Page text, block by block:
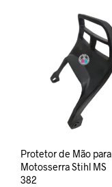
Protetor de Mão para
Motosserra Stihl MS
382